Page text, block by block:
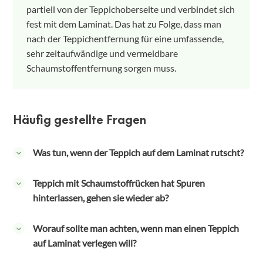
partiell von der Teppichoberseite und verbindet sich
fest mit dem Laminat. Das hat zu Folge, dass man
nach der Teppichentfernung für eine umfassende,
sehr zeitaufwändige und vermeidbare
Schaumstoffentfernung sorgen muss.
Häufig gestellte Fragen
Was tun, wenn der Teppich auf dem Laminat rutscht?
Rutschen und auch das Risiko von Stolperfallen
verhindern. Bei Laminat sollte man beachten, dass
gedacht sind) nicht als Rutschhemmer eignen und
Kratzer erzeugen.
Teppich mit Schaumstoffrücken hat Spuren
hinterlassen, gehen sie wieder ab?
kann man die Hinterlassenschaften entfernen.
Vorsicht ist nötig, da man bei zu starkem Druck die
Worauf sollte man achten, wenn man einen Teppich
auf Laminat verlegen will?